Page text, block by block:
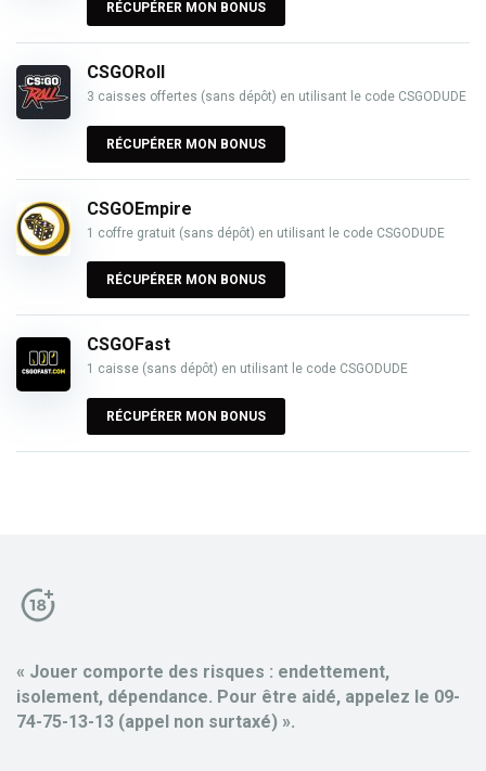
RÉCUPÉRER MON BONUS
CSGORoll
3 caisses offertes (sans dépôt) en utilisant le code CSGODUDE
RÉCUPÉRER MON BONUS
CSGOEmpire
1 coffre gratuit (sans dépôt) en utilisant le code CSGODUDE
RÉCUPÉRER MON BONUS
CSGOFast
1 caisse (sans dépôt) en utilisant le code CSGODUDE
RÉCUPÉRER MON BONUS
« Jouer comporte des risques : endettement,
isolement, dépendance. Pour être aidé, appelez le 09-
74-75-13-13 (appel non surtaxé) ».